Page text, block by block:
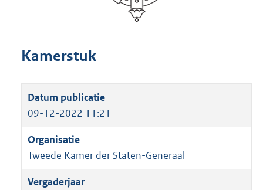
Kamerstuk
09-12-2022 11:21
Tweede Kamer der Staten-Generaal